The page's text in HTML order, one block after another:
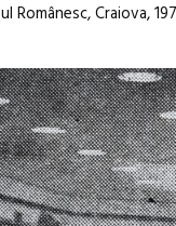
Românesc, Craiova,